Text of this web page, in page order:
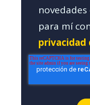
novedades
para mí
privacidad